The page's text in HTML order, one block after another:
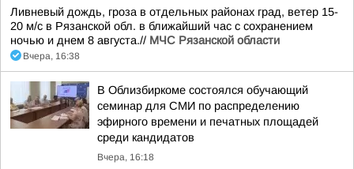
Ливневый дождь, гроза в отдельных районах град, ветер 15-
20 м/с в Рязанской обл. в ближайший час с сохранением
ночью и днем 8 августа.// МЧС Рязанской области
Вчера, 16:38
В Облизбиркоме состоялся обучающий
семинар для СМИ по распределению
эфирного времени и печатных площадей
среди кандидатов
Вчера, 16:18